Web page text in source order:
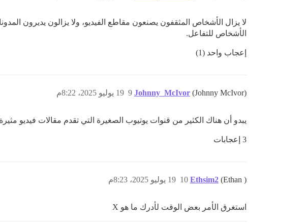
الأشخاص للتفاعل.
إعجاب واحد (1)
Johnny_McIvor (Johnny McIvor) 19 يوليو 2025، 8:22م 9
يبدو أن هناك الكثير من قنوات يوتيوب الصغيرة التي تقدم مقالات فيديو مثيرة للاهتمام حقًا، لكنها تحصل على
3 إعجابات
Ethsim2 (Ethan ) 19 يوليو 2025، 8:23م 10
استغرق الأمر بعض الوقت لأدرك ما هو X